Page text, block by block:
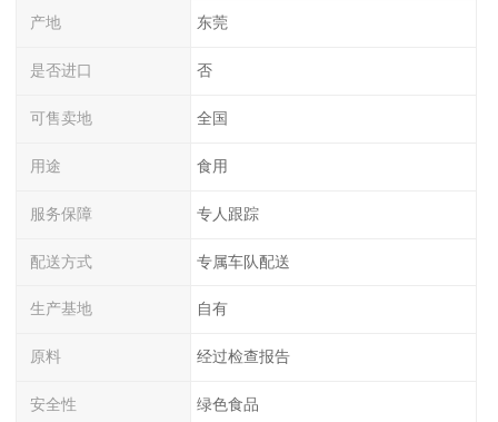
产地 东莞
是否进口 否
可售卖地 全国
用途 食用
服务保障 专人跟踪
配送方式 专属车队配送
生产基地 自有
原料 经过检查报告
安全性 绿色食品